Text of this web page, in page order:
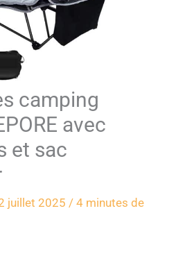
camping
avec
et sac
juillet 2025 / 4 minutes de